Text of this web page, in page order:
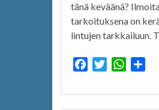
tänä keväänä?
tarkoituksena on
lintujen tarkkailuun.
c
e
i
t
W
a
t
a
r